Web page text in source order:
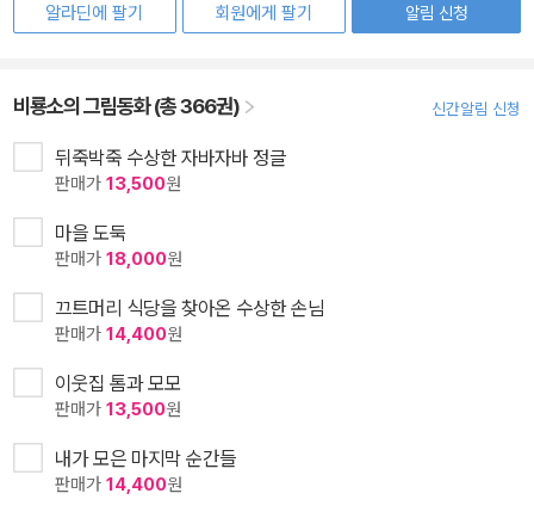
알라딘에 팔기
회원에게 팔기
알림 신청
비룡소의 그림동화 (총 366권) 신간알림 신청
뒤죽박죽 수상한 자바자바 정글
판매가 13,500원
마을 도둑
판매가 18,000원
끄트머리 식당을 찾아온 수상한 손님
판매가 14,400원
이웃집 톰과 모모
판매가 13,500원
내가 모은 마지막 순간들
판매가 14,400원